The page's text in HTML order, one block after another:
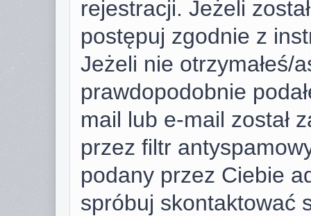
rejestracji. Jeżeli
postępuj zgodnie z
Jeżeli nie otrzymałeś/
prawdopodobnie
mail lub e-mail został
przez filtr
podany przez Ciebie
spróbuj skontaktować